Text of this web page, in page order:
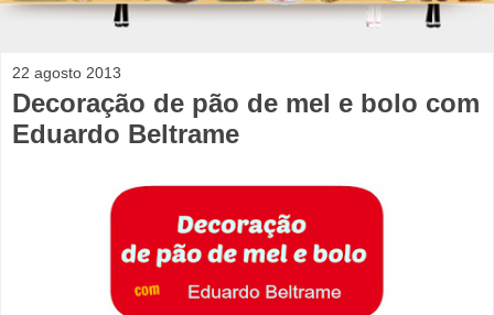
22 agosto 2013
Decoração de pão de mel e bolo com
Eduardo Beltrame